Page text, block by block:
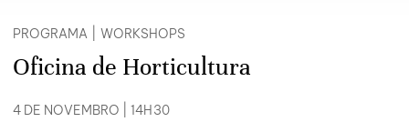
PROGRAMA WORKSHOPS
Oficina de Horticultura
4 DE NOVEMBRO | 14H30